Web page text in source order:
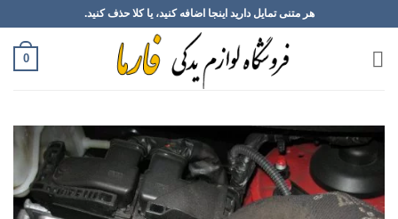
to
content
هر متنی تمایل دارید اینجا اضافه کنید، یا کلا حذف کنید.
0